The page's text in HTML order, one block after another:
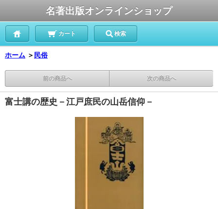
名著出版オンラインショップ
カート 検索
ホーム ＞ 民俗
前の商品へ 次の商品へ
富士講の歴史－江戸庶民の山岳信仰－